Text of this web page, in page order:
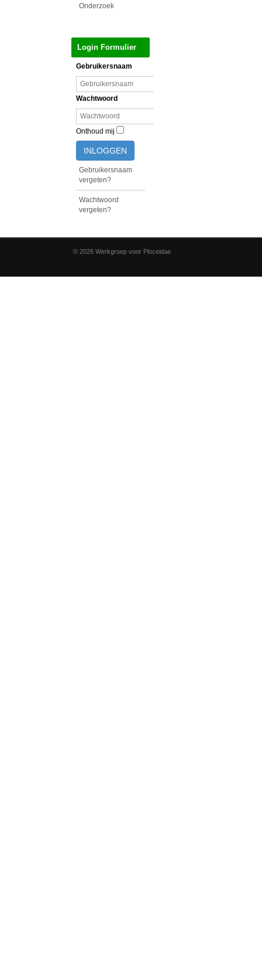
Onderzoek
Login Formulier
Gebruikersnaam
Wachtwoord
Onthoud mij
INLOGGEN
Gebruikersnaam
vergeten?
Wachtwoord
vergeten?
© 2026 Werkgroep voor Ploceidae